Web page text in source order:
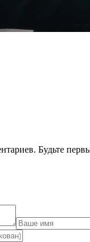
Будьте